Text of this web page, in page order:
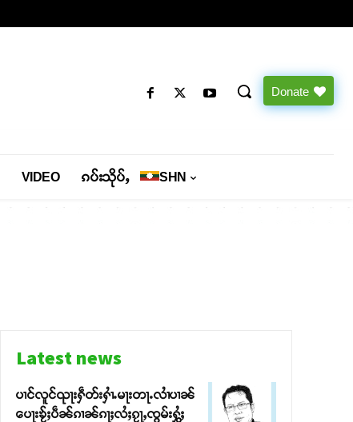
Donate
VIDEO ၵပ်းသိုပ်ႇ SHN
Latest news
ပၢင်လူင်ၺႃးႁဵတ်းႁၢႆႉမႃးတႃႉလၢႆပၢၼ် ​​
ပေႃးၶႂ်ႈပဵၼ်ၵၢၼ်ၵႃႈလႆႈၵႂႃႇၸွမ်းႁွႆႈ